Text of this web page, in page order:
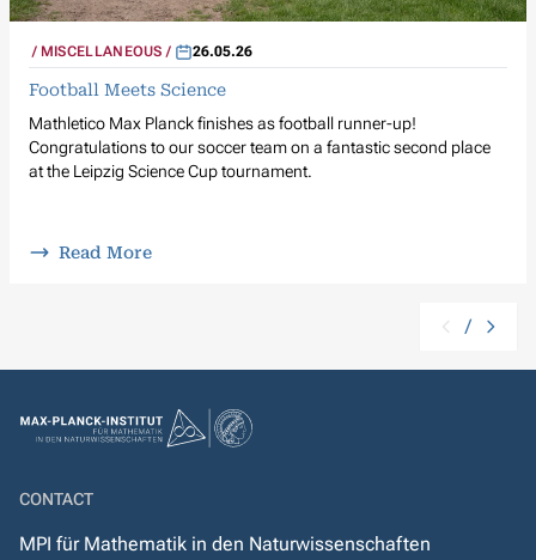
MISCELLANEOUS 26.05.26
Football Meets Science
Mathletico Max Planck finishes as football runner-up!
Congratulations to our soccer team on a fantastic second place
at the Leipzig Science Cup tournament.
Read More
/
CONTACT
MPI für Mathematik in den Naturwissenschaften